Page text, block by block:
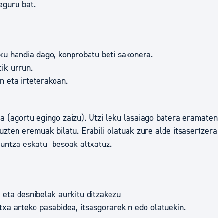
bat.
handia dago, konprobatu beti sakonera.
urrun.
eta irteterakoan.
(agortu egingo zaizu). Utzi leku lasaiago batera
eremuak bilatu. Erabili olatuak zure alde
eskatu besoak altxatuz.
desnibelak aurkitu ditzakezu
arteko pasabidea, itsasgorarekin edo olatuekin.